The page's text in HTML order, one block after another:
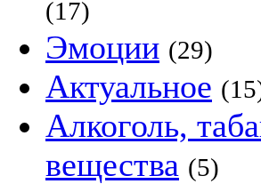
(17)
Эмоции (29)
Актуальное
Алкоголь,
вещества (5)